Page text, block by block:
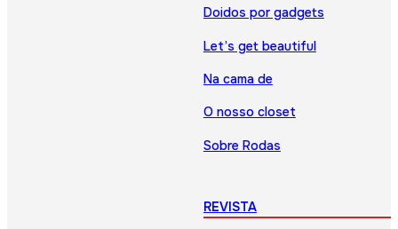
Doidos por gadgets
Let’s get beautiful
Na cama de
O nosso closet
Sobre Rodas
REVISTA